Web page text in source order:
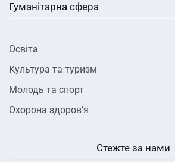
Гуманітарна сфера
Освіта
Культура та туризм
Молодь та спорт
Охорона здоров’я
Стежте за нами